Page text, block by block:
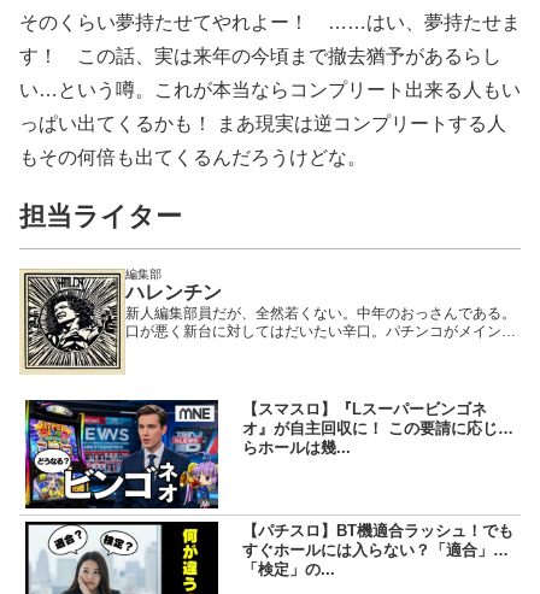
そのくらい夢持たせてやれよー！ ……はい、夢持たせま
す！ この話、実は来年の今頃まで撤去猶予があるらし
い…という噂。これが本当ならコンプリート出来る人もい
っぱい出てくるかも！ まあ現実は逆コンプリートする人
もその何倍も出てくるんだろうけどな。
担当ライター
編集部
ハレンチン
新人編集部員だが、全然若くない。中年のおっさんである。
口が悪く新台に対してはだいたい辛口。パチンコがメインで
【スマスロ】『Lスーパービンゴネ
オ』が自主回収に！ この要請に応じた
らホールは幾...
【パチスロ】BT機適合ラッシュ！でも
すぐホールには入らない？「適合」と
「検定」の...